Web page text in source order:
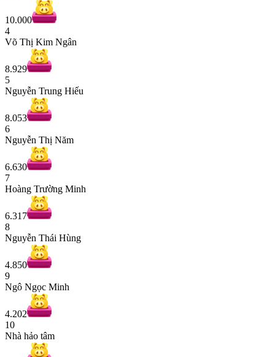
10.000
4
Võ Thị Kim Ngân
8.929
5
Nguyễn Trung Hiếu
8.053
6
Nguyễn Thị Năm
6.630
7
Hoàng Trường Minh
6.317
8
Nguyễn Thái Hùng
4.850
9
Ngô Ngọc Minh
4.202
10
Nhà hảo tâm